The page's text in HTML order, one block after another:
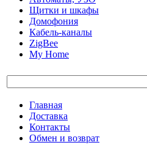
Щитки и шкафы
Домофония
Кабель-каналы
ZigBee
My Home
Главная
Доставка
Контакты
Обмен и возврат